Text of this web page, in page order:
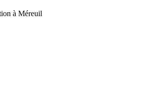
à Méreuil